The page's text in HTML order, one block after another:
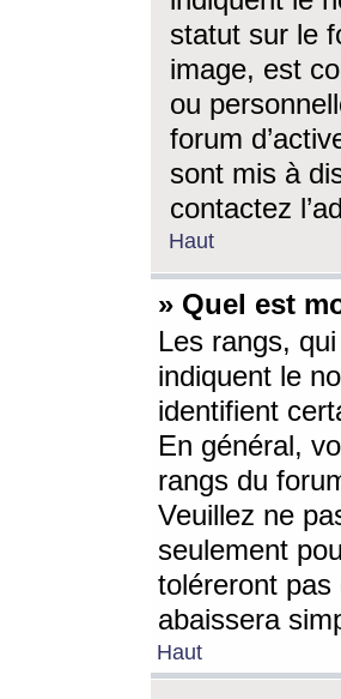
statut sur le
image, est
ou
forum
sont mis à
contactez
Haut
» Quel est
Les rangs,
indiquent le
identifient
En général,
rangs du
Veuillez ne
seulement
toléreront
abaissera
Haut